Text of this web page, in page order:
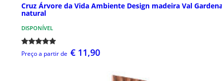
Cruz Árvore da Vida Ambiente Design madeira Val
natural
DISPONÍVEL
Preço a partir de € 11,90